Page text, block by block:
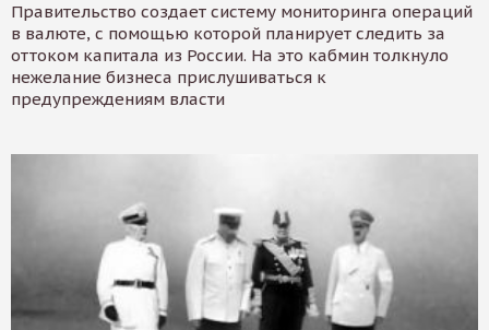
Правительство создает систему мониторинга операций
в валюте, с помощью которой планирует следить за
оттоком капитала из России. На это кабмин толкнуло
нежелание бизнеса прислушиваться к
предупреждениям власти